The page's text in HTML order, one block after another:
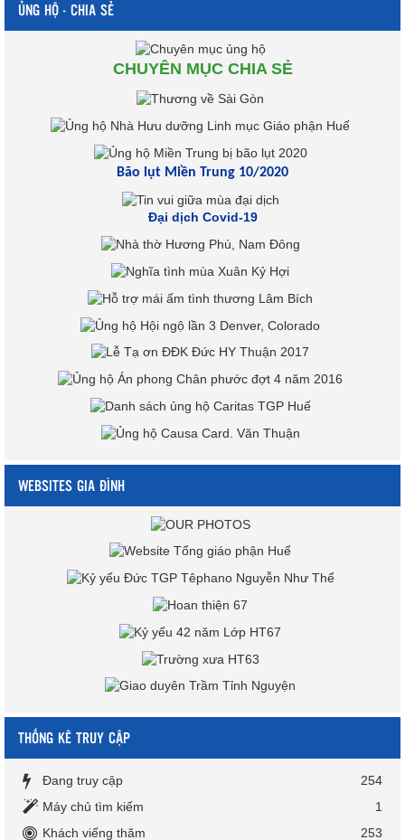
ỦNG HỘ - CHIA SẺ
CHUYÊN MỤC CHIA SẺ
Bão lụt Miền Trung 10/2020
Đại dịch Covid-19
WEBSITES GIA ĐÌNH
THỐNG KÊ TRUY CẬP
Đang truy cập
254
Máy chủ tìm kiếm
1
Khách viếng thăm
253